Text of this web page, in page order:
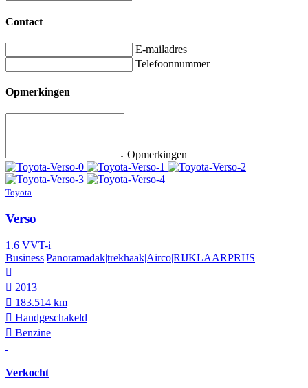
Contact
E-mailadres
Telefoonnummer
Opmerkingen
Opmerkingen
Toyota
Verso
1.6 VVT-i
Business|Panoramadak|trekhaak|Airco|RIJKLAARPRIJS
2013
183.514 km
Hand­geschakeld
Benzine
Verkocht